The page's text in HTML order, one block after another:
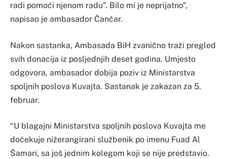
radi pomoći njenom radu”. Bilo mi je neprijatno”,
napisao je ambasador Čančar.
Nakon sastanka, Ambasada BiH zvanično traži pregled
svih donacija iz posljednjih deset godina. Umjesto
odgovora, ambasador dobija poziv iz Ministarstva
spoljnih poslova Kuvajta. Sastanak je zakazan za 5.
februar.
“U blagajni Ministarstva spoljnih poslova Kuvajta me
dočekuje nižerangirani službenik po imenu Fuad Al
Šamari, sa još jednim kolegom koji se nije predstavio.